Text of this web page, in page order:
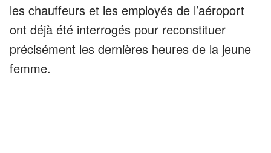
les chauffeurs et les employés de l’aéroport
ont déjà été interrogés pour reconstituer
précisément les dernières heures de la jeune
femme.